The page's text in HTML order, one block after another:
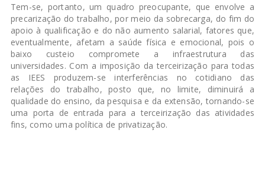
Tem-se, portanto, um quadro preocupante, que envolve a
precarização do trabalho, por meio da sobrecarga, do fim do
apoio à qualificação e do não aumento salarial, fatores que,
eventualmente, afetam a saúde física e emocional, pois o
baixo custeio compromete a infraestrutura das
universidades. Com a imposição da terceirização para todas
as IEES produzem-se interferências no cotidiano das
relações do trabalho, posto que, no limite, diminuirá a
qualidade do ensino, da pesquisa e da extensão, tornando-se
uma porta de entrada para a terceirização das atividades
fins, como uma política de privatização.